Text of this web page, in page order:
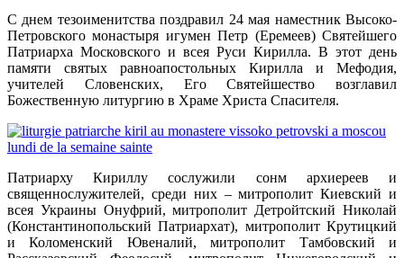
С днем тезоименитства поздравил 24 мая наместник Высоко-
Петровского монастыря игумен Петр (Еремеев) Святейшего
Патриарха Московского и всея Руси Кирилла. В этот день
памяти святых равноапостольных Кирилла и Мефодия,
учителей Словенских, Его Святейшество возглавил
Божественную литургию в Храме Христа Спасителя.
Патриарху Кириллу сослужили сонм архиереев и
священнослужителей, среди них – митрополит Киевский и
всея Украины Онуфрий, митрополит Детройтский Николай
(Константинопольский Патриархат), митрополит Крутицкий
и Коломенский Ювеналий, митрополит Тамбовский и